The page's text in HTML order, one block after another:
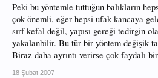
Peki bu yöntemle tuttuğun balıkların
çok önemli, eğer hepsi ufak kancaya
sırf kefal değil, yapısı gereği tedirgin
yakalanbilir. Bu tür bir yöntem değişik
Biraz daha ayrıntı verirse çok faydalı
18 Şubat 2007